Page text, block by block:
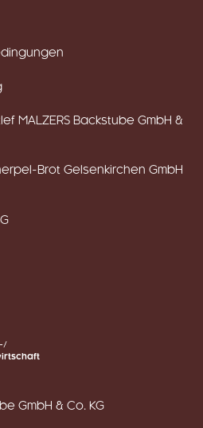
MALZERS Backstube GmbH &
Brot Gelsenkirchen GmbH
GmbH & Co. KG